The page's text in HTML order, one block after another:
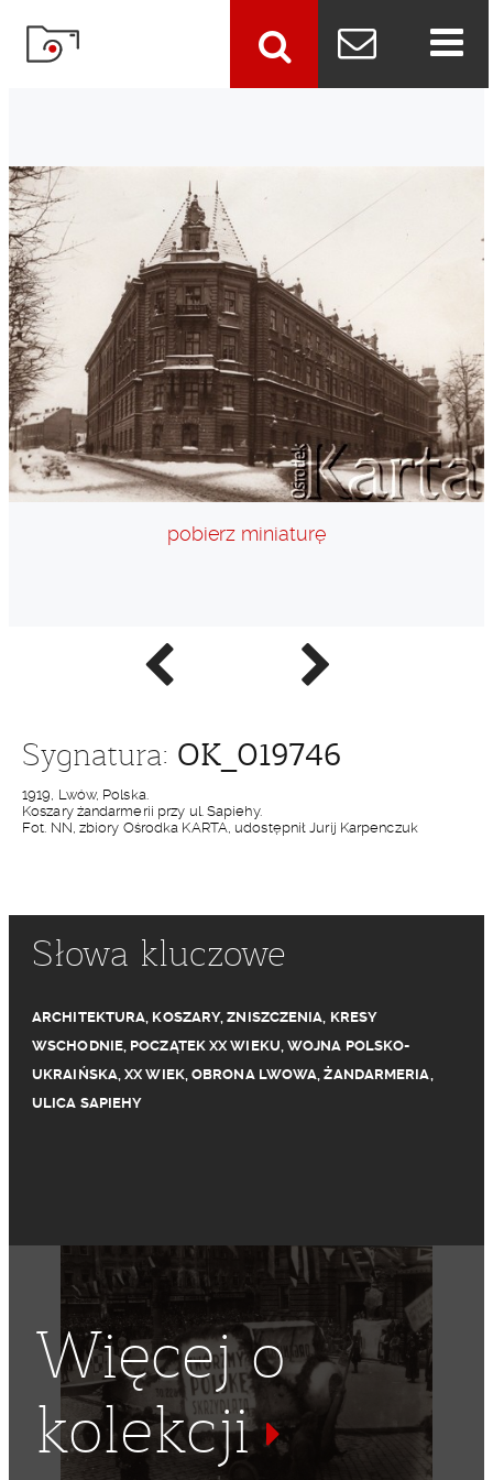
Poprzednie
zdjęcie
Następne
zdjęcie
pobierz miniaturę
Sygnatura: OK_019746
1919, Lwów, Polska.
Koszary żandarmerii przy ul. Sapiehy.
Fot. NN, zbiory Ośrodka KARTA, udostępnił Jurij Karpenczuk
Słowa kluczowe
ARCHITEKTURA, KOSZARY,ZNISZCZENIA, KRESY
WSCHODNIE, POCZĄTEK XX WIEKU,WOJNA POLSKO-
UKRAIŃSKA,XX WIEK,OBRONA LWOWA,ŻANDARMERIA,
ULICA SAPIEHY
Więcej o
kolekcji